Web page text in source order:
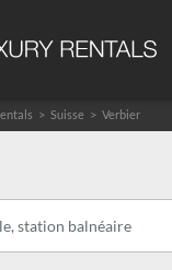
Suisse Verbier